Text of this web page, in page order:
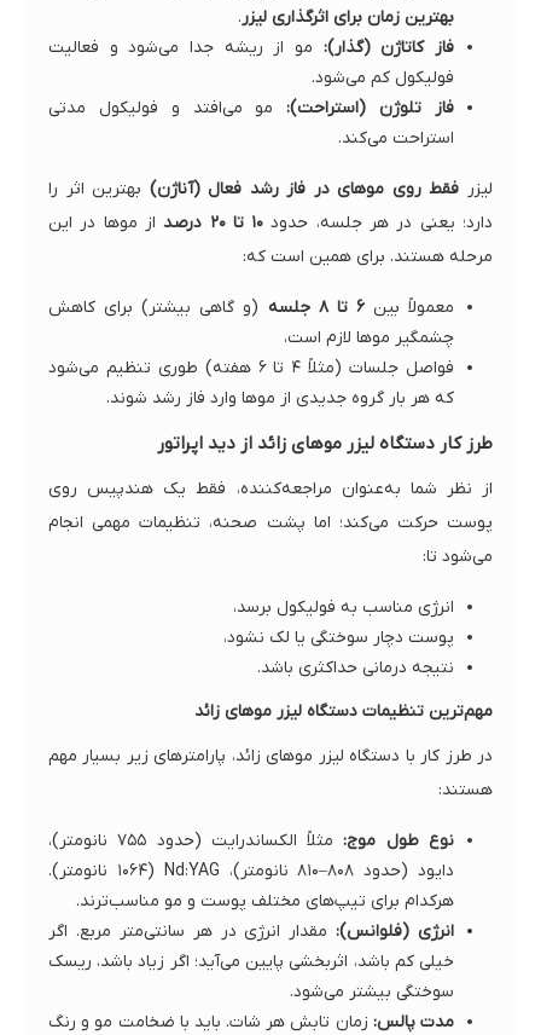
بهترین زمان برای اثرگذاری لیزر .
فاز کاتاژن (گذار): مو از ریشه جدا می‌شود و فعالیت
فولیکول کم می‌شود.
فاز تلوژن (استراحت):مو می‌افتد و فولیکول مدتی
استراحت می‌کند.
لیزر فقط روی موهای در فاز رشد فعال (آناژن) بهترین اثر را
دارد؛ یعنی در هر جلسه، حدود ۱۰ تا ۲۰ درصد
از موها در این
مرحله هستند. برای همین است که:
معمولاً بین۶ تا ۸ جلسه
(و گاهی بیشتر) برای کاهش
چشمگیر موها لازم است،
فواصل جلسات (مثلاً ۴ تا ۶ هفته) طوری تنظیم می‌شود
که هر بار گروه جدیدی از موها وارد فاز رشد شوند.
طرز کار دستگاه لیزر موهای زائد از دید اپراتور
از نظر شما به‌عنوان مراجعه‌کننده، فقط یک هندپیس روی
پوست حرکت می‌کند؛ اما پشت صحنه، تنظیمات مهمی انجام
می‌شود تا:
انرژی مناسب به فولیکول برسد،
پوست دچار سوختگی یا لک نشود،
نتیجه درمانی حداکثری باشد.
مهم‌ترین تنظیمات دستگاه لیزر موهای زائد
در طرز کار با دستگاه لیزر موهای زائد، پارامترهای زیر بسیار مهم
هستند:
نوع طول موج:
مثلاً الکساندرایت (حدود ۷۵۵ نانومتر)،
دایود (حدود ۸۰۸–۸۱۰ نانومتر)، Nd:YAG (۱۰۶۴ نانومتر).
هرکدام برای تیپ‌های مختلف پوست و مو مناسب‌ترند.
انرژی (فلوانس):مقدار انرژی در هر سانتی‌متر مربع. اگر
خیلی کم باشد، اثربخشی پایین می‌آید؛ اگر زیاد باشد، ریسک
سوختگی بیشتر می‌شود.
مدت پالس: زمان تابش هر شات. باید با ضخامت مو و رنگ